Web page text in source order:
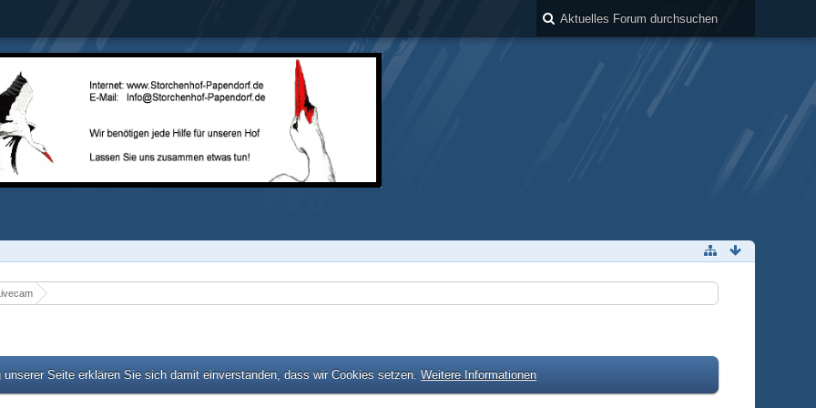
Seite erklären Sie sich damit einverstanden, dass wir Cookies setzen.Weitere Informationen